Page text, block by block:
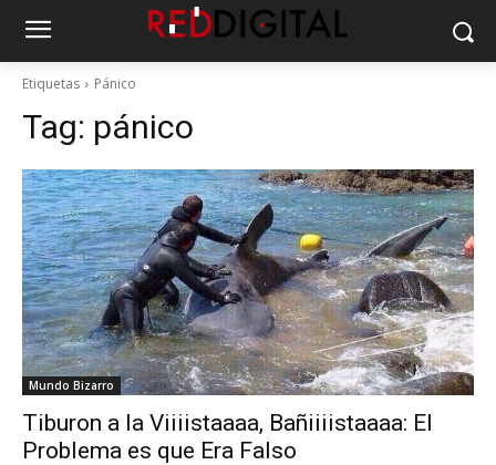
Etiquetas Pánico
Tag: pánico
Mundo Bizarro
Tiburon a la Viiiistaaaa, Bañiiiistaaaa: El
Problema es que Era Falso